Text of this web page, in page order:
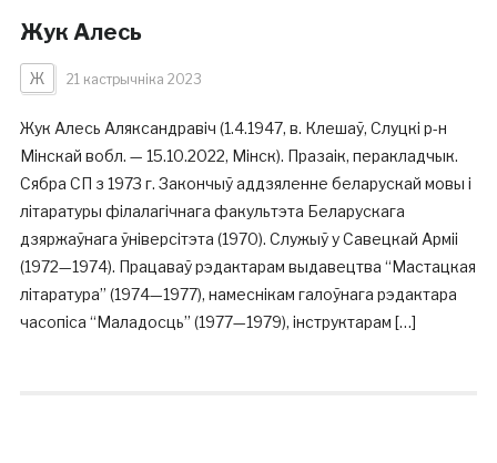
Жук Алесь
Ж 21 кастрычніка 2023
Жук Алесь Аляксандравіч (1.4.1947, в. Клешаў, Слуцкі р-н
Мінскай вобл. — 15.10.2022, Мінск). Празаік, перакладчык.
Сябра СП з 1973 г. Закончыў аддзяленне беларускай мовы і
літаратуры філалагічнага факультэта Беларускага
дзяржаўнага ўніверсітэта (1970). Служыў у Савецкай Арміі
(1972—1974). Працаваў рэдактарам выдавецтва “Мастацкая
літаратура” (1974—1977), намеснікам галоўнага рэдактара
часопіса “Маладосць” (1977—1979), інструктарам […]